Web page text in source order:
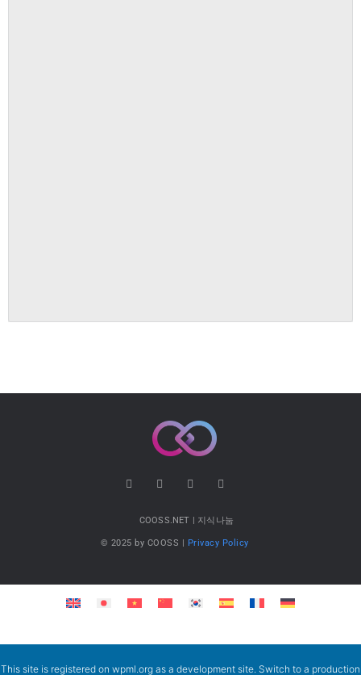
COOSS.NET | 지식나눔
© 2025 by COOSS | Privacy Policy
This site is registered on wpml.org as a development site. Switch to a production